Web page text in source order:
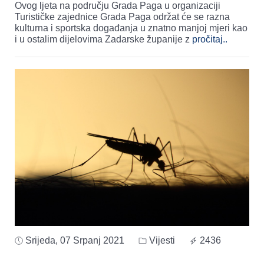
Ovog ljeta na području Grada Paga u organizaciji
Turističke zajednice Grada Paga održat će se razna
kulturna i sportska događanja u znatno manjoj mjeri kao
i u ostalim dijelovima Zadarske županije z pročitaj..
Srijeda, 07 Srpanj 2021 Vijesti 2436